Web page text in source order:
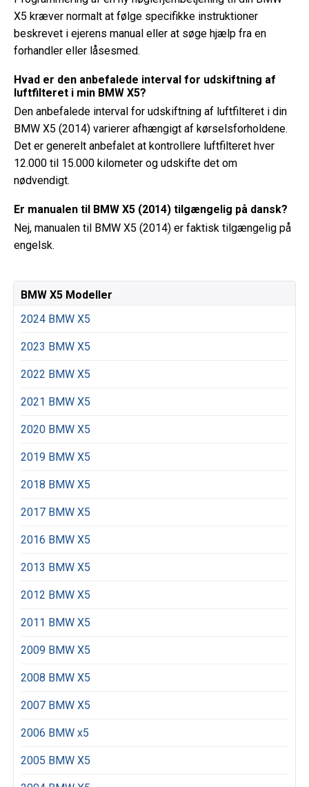
X5 kræver normalt at følge specifikke instruktioner
beskrevet i ejerens manual eller at søge hjælp fra en
forhandler eller låsesmed.
Hvad er den anbefalede interval for udskiftning af
luftfilteret i min BMW X5?
Den anbefalede interval for udskiftning af luftfilteret i din
BMW X5 (2014) varierer afhængigt af kørselsforholdene.
Det er generelt anbefalet at kontrollere luftfilteret hver
12.000 til 15.000 kilometer og udskifte det om
nødvendigt.
Er manualen til BMW X5 (2014) tilgængelig på dansk?
Nej, manualen til BMW X5 (2014) er faktisk tilgængelig på
engelsk.
BMW X5 Modeller
2024 BMW X5
2023 BMW X5
2022 BMW X5
2021 BMW X5
2020 BMW X5
2019 BMW X5
2018 BMW X5
2017 BMW X5
2016 BMW X5
2013 BMW X5
2012 BMW X5
2011 BMW X5
2009 BMW X5
2008 BMW X5
2007 BMW X5
2006 BMW x5
2005 BMW X5